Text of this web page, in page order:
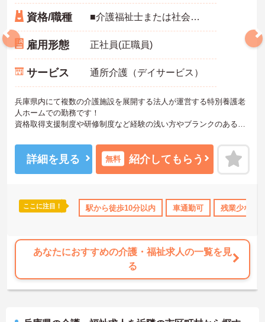
残業少なめ 住宅手当・補助 無資格OK 産休･育休･介護休
資格/職種 ■介護福祉士または社会福祉士資格をお持ちの方 ※資格のない方は実務経験1年以上必須 ※未経験・ブランクのある方歓迎
雇用形態 正社員(正職員)
サービス 通所介護（デイサービス）
兵庫県内にて複数の介護施設を展開する法人が運営する特別養護老
人ホームでの勤務です！
資格取得支援制度や研修制度など経験の浅い方やブランクのある方
ライフスタイルに合わせてながく働くことが出来る環境が整ってお
ります！
ご興味ある方には、面接のポイントなど、さらに詳細をお話致しま
詳細を見る 無料 紹介してもらう
ここに注目！ 駅から徒歩10分以内 車通勤可 残業少なめ
あなたにおすすめの介護・福祉求人の一覧を見
る